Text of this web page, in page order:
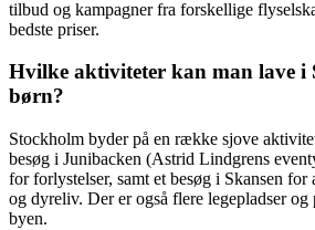
tilbud og kampagner fra forskellige
bedste priser.
Hvilke aktiviteter kan man lave i
børn?
Stockholm byder på en række sjove
besøg i Junibacken (Astrid Lindgrens
for forlystelser, samt et besøg i Skansen
og dyreliv. Der er også flere legepladser
byen.